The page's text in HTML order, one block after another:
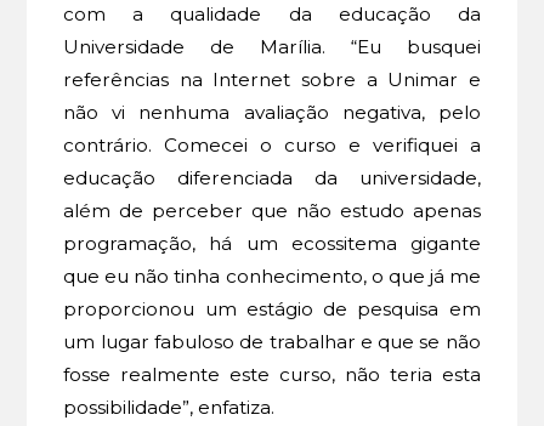
com a qualidade da educação da
Universidade de Marília. “Eu busquei
referências na Internet sobre a Unimar e
não vi nenhuma avaliação negativa, pelo
contrário. Comecei o curso e verifiquei a
educação diferenciada da universidade,
além de perceber que não estudo apenas
programação, há um ecossitema gigante
que eu não tinha conhecimento, o que já me
proporcionou um estágio de pesquisa em
um lugar fabuloso de trabalhar e que se não
fosse realmente este curso, não teria esta
possibilidade”, enfatiza.